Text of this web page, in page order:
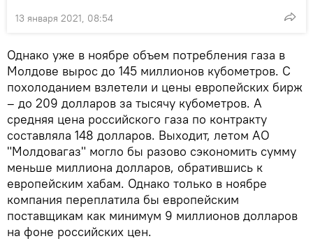
13 января 2021, 08:54
Однако уже в ноябре объем потребления газа в
Молдове вырос до 145 миллионов кубометров. С
похолоданием взлетели и цены европейских бирж
– до 209 долларов за тысячу кубометров. А
средняя цена российского газа по контракту
составляла 148 долларов. Выходит, летом АО
"Молдовагаз" могло бы разово сэкономить сумму
меньше миллиона долларов, обратившись к
европейским хабам. Однако только в ноябре
компания переплатила бы европейским
поставщикам как минимум 9 миллионов долларов
на фоне российских цен.